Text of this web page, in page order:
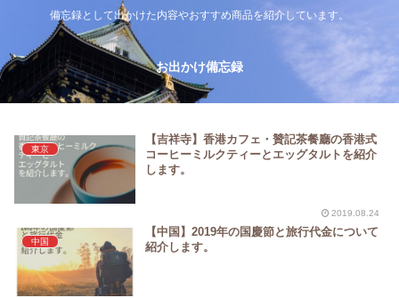
備忘録として出かけた内容やおすすめ商品を紹介しています。
お出かけ備忘録
東京
【吉祥寺】香港カフェ・贊記茶餐廳の香港式
コーヒーミルクティーとエッグタルトを紹介
します。
2019.08.24
中国
【中国】2019年の国慶節と旅行代金について
紹介します。